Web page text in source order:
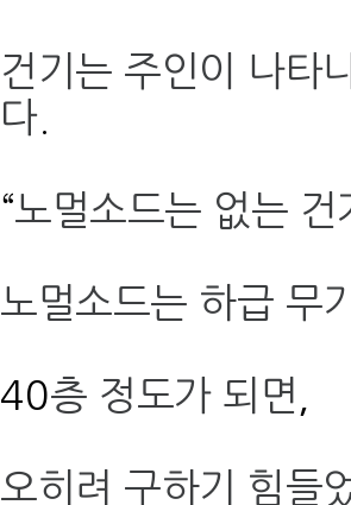
건기는 주인이 나타
다.
“노멀소드는 없는 건
노멀소드는 하급 무기
40층 정도가 되면
오히려 구하기 힘들